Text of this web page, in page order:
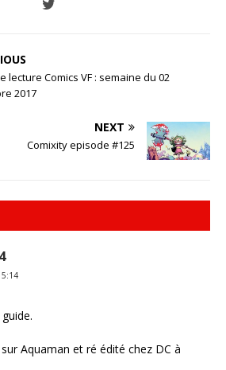
lecture Comics VF : semaine du 02
2017
NEXT
Comixity episode #125
Aquaman et ré édité chez DC à